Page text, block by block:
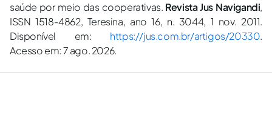
saúde por meio das cooperativas. Revista Jus Navigandi,
ISSN 1518-4862, Teresina, ano 16, n. 3044, 1 nov. 2011.
Disponível em: https://jus.com.br/artigos/20330.
Acesso em: 7 ago. 2026.